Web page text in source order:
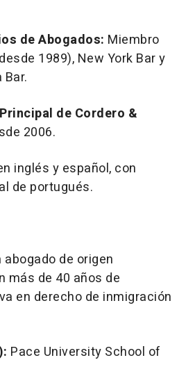
de Abogados: Miembro
1989), New York Bar y
de Cordero &
2006.
inglés y español, con
de portugués.
de origen
más de 40 años de
en derecho de inmigración
Pace University School of